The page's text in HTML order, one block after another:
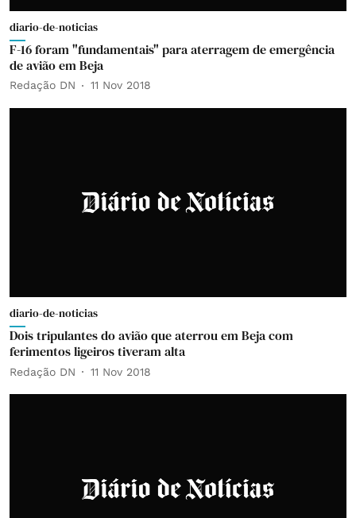
diario-de-noticias
F-16 foram "fundamentais" para aterragem de emergência
de avião em Beja
Redação DN 11 Nov 2018
diario-de-noticias
Dois tripulantes do avião que aterrou em Beja com
ferimentos ligeiros tiveram alta
Redação DN 11 Nov 2018